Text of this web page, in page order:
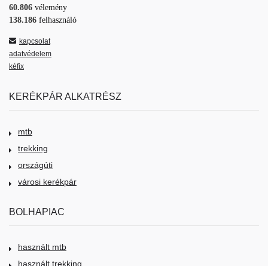
60.806 vélemény
138.186 felhasználó
kapcsolat
adatvédelem
kéfix
KERÉKPÁR ALKATRÉSZ
mtb
trekking
országúti
városi kerékpár
BOLHAPIAC
használt mtb
használt trekking